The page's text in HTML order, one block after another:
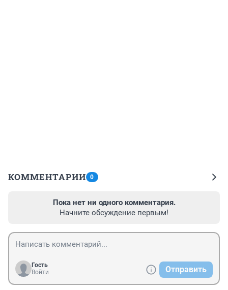
КОММЕНТАРИИ 0
Пока нет ни одного комментария.
Начните обсуждение первым!
Гость
Войти
Отправить